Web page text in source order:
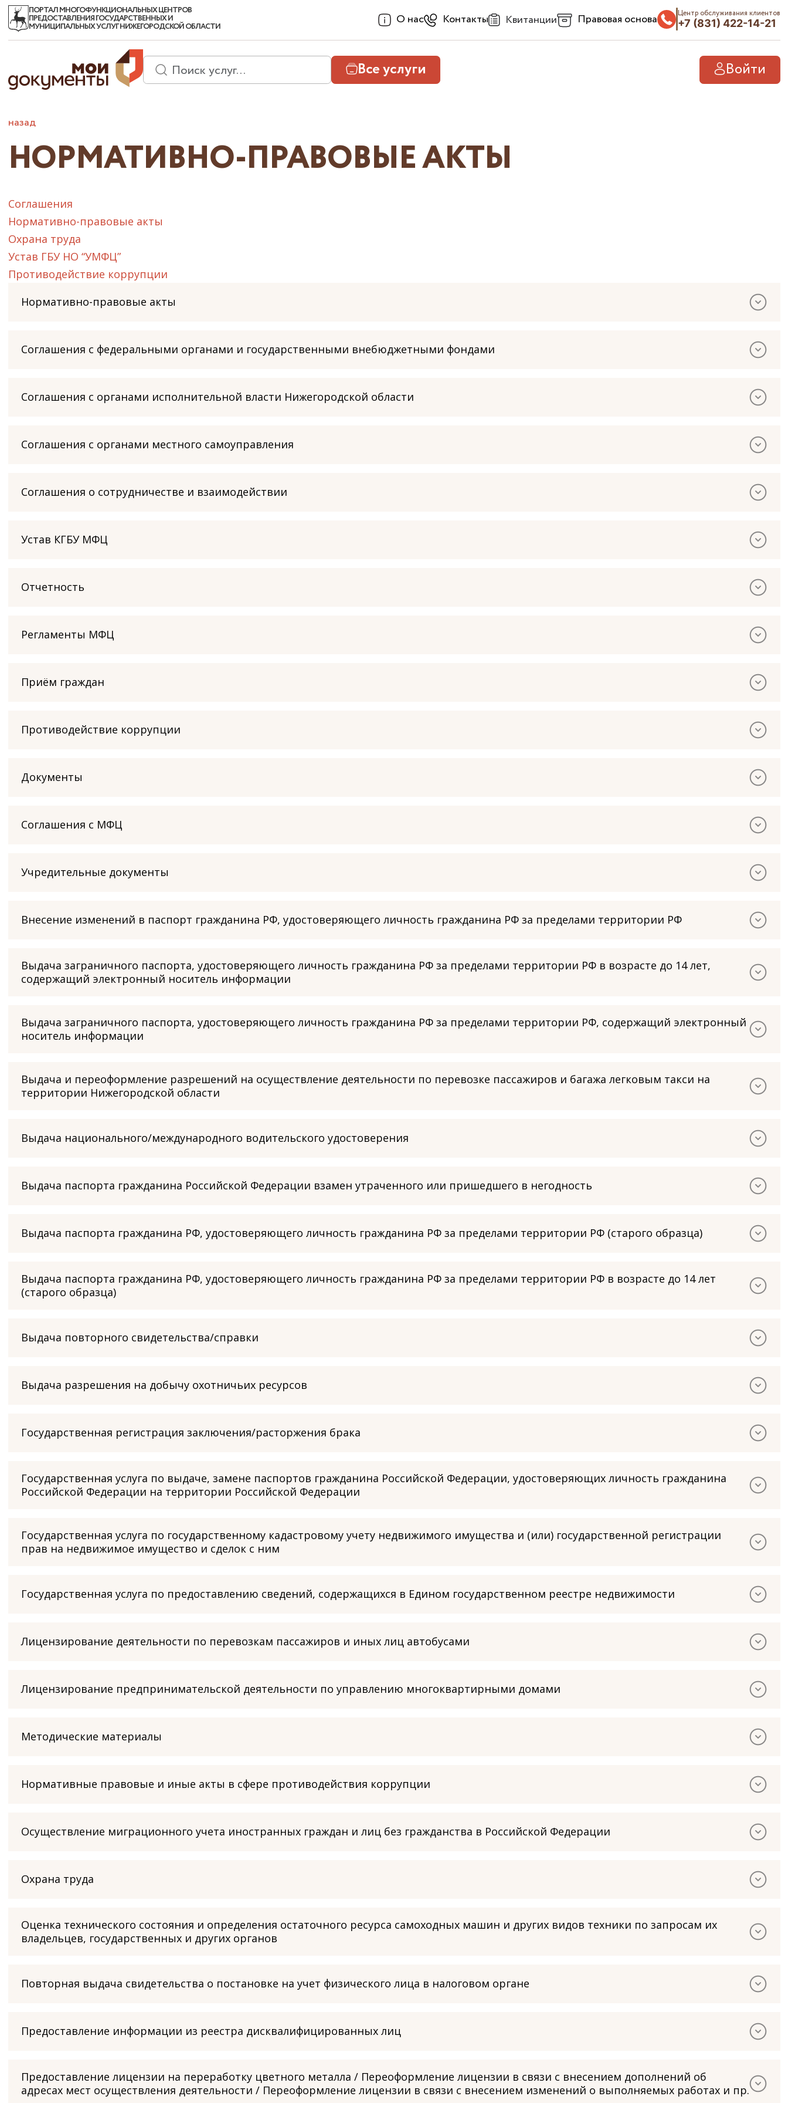
ПОРТАЛ МНОГОФУНКЦИОНАЛЬНЫХ ЦЕНТРОВ
ПРЕДОСТАВЛЕНИЯ ГОСУДАРСТВЕННЫХ И
МУНИЦИПАЛЬНЫХ УСЛУГ НИЖЕГОРОДСКОЙ ОБЛАСТИ О нас Контакты Квитанции Правовая основа Центр обслуживания клиентов
+7 (831) 422-14-21
Все услуги Войти
назад
НОРМАТИВНО-ПРАВОВЫЕ АКТЫ
Соглашения
Нормативно-правовые акты
Охрана труда
Устав ГБУ НО “УМФЦ”
Противодействие коррупции
Нормативно-правовые акты
Соглашения с федеральными органами и государственными внебюджетными фондами
Соглашения с органами исполнительной власти Нижегородской области
Соглашения с органами местного самоуправления
Соглашения о сотрудничестве и взаимодействии
Устав КГБУ МФЦ
Отчетность
Регламенты МФЦ
Приём граждан
Противодействие коррупции
Документы
Соглашения с МФЦ
Учредительные документы
Внесение изменений в паспорт гражданина РФ, удостоверяющего личность гражданина РФ за пределами территории РФ
Выдача заграничного паспорта, удостоверяющего личность гражданина РФ за пределами территории РФ в возрасте до 14 лет,
содержащий электронный носитель информации
Выдача заграничного паспорта, удостоверяющего личность гражданина РФ за пределами территории РФ, содержащий электронный
носитель информации
Выдача и переоформление разрешений на осуществление деятельности по перевозке пассажиров и багажа легковым такси на
территории Нижегородской области
Выдача национального/международного водительского удостоверения
Выдача паспорта гражданина Российской Федерации взамен утраченного или пришедшего в негодность
Выдача паспорта гражданина РФ, удостоверяющего личность гражданина РФ за пределами территории РФ (старого образца)
Выдача паспорта гражданина РФ, удостоверяющего личность гражданина РФ за пределами территории РФ в возрасте до 14 лет
(старого образца)
Выдача повторного свидетельства/справки
Выдача разрешения на добычу охотничьих ресурсов
Государственная регистрация заключения/расторжения брака
Государственная услуга по выдаче, замене паспортов гражданина Российской Федерации, удостоверяющих личность гражданина
Российской Федерации на территории Российской Федерации
Государственная услуга по государственному кадастровому учету недвижимого имущества и (или) государственной регистрации
прав на недвижимое имущество и сделок с ним
Государственная услуга по предоставлению сведений, содержащихся в Едином государственном реестре недвижимости
Лицензирование деятельности по перевозкам пассажиров и иных лиц автобусами
Лицензирование предпринимательской деятельности по управлению многоквартирными домами
Методические материалы
Нормативные правовые и иные акты в сфере противодействия коррупции
Осуществление миграционного учета иностранных граждан и лиц без гражданства в Российской Федерации
Охрана труда
Оценка технического состояния и определения остаточного ресурса самоходных машин и других видов техники по запросам их
владельцев, государственных и других органов
Повторная выдача свидетельства о постановке на учет физического лица в налоговом органе
Предоставление информации из реестра дисквалифицированных лиц
Предоставление лицензии на переработку цветного металла / Переоформление лицензии в связи с внесением дополнений об
адресах мест осуществления деятельности / Переоформление лицензии в связи с внесением изменений о выполняемых работах и пр.